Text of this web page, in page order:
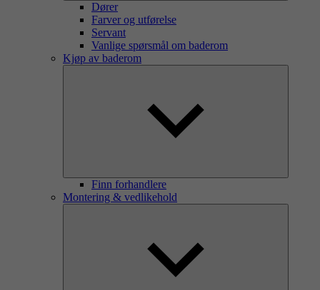
Dører
Farver og utførelse
Servant
Vanlige spørsmål om baderom
Kjøp av baderom
Finn forhandlere
Montering & vedlikehold